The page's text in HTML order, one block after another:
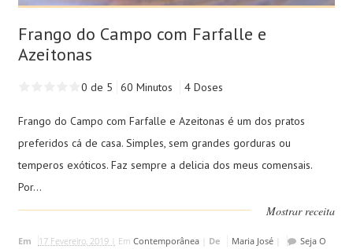
Frango do Campo com Farfalle e
Azeitonas
0 de 5 60 Minutos 4 Doses
Frango do Campo com Farfalle e Azeitonas é um dos pratos
preferidos cá de casa. Simples, sem grandes gorduras ou
temperos exóticos. Faz sempre a delicia dos meus comensais.
Por...
Mostrar receita
Em 17 Fevereiro, 2019 | Em Contemporânea| De Maria José|
Seja O